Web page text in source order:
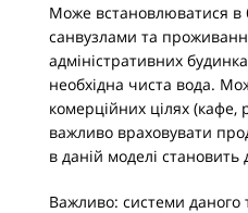
Може встановлюватися в
санвузлами та
адміністративних
необхідна чиста вода.
комерційних цілях (кафе,
важливо враховувати
в даній моделі становить
Важливо: системи даного